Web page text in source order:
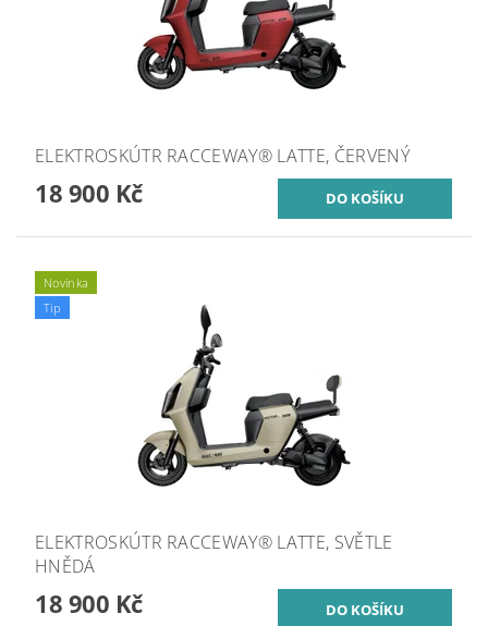
ELEKTROSKÚTR RACCEWAY® LATTE, ČERVENÝ
18 900 Kč
Novinka
Tip
ELEKTROSKÚTR RACCEWAY® LATTE, SVĚTLE
HNĚDÁ
18 900 Kč